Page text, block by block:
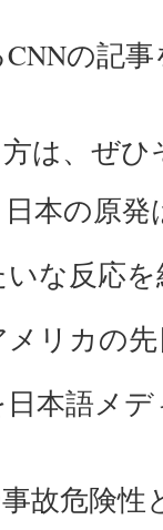
の記
は、ぜ
本の原
な反応
リカの
本語メ
故危険性